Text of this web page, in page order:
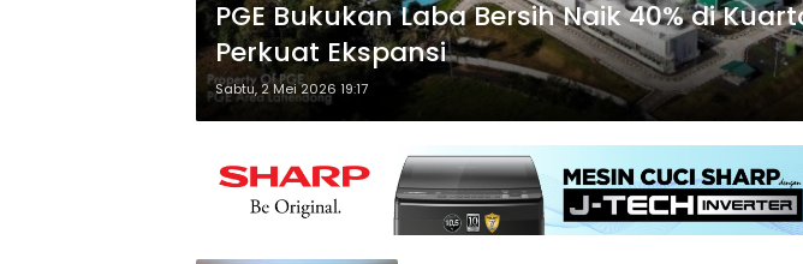
PGE Bukukan Laba Bersih Naik 40% di
Perkuat Ekspansi
Sabtu, 2 Mei 2026 19:17